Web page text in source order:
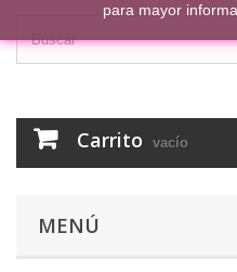
para mayor
Carrito vacío
MENÚ